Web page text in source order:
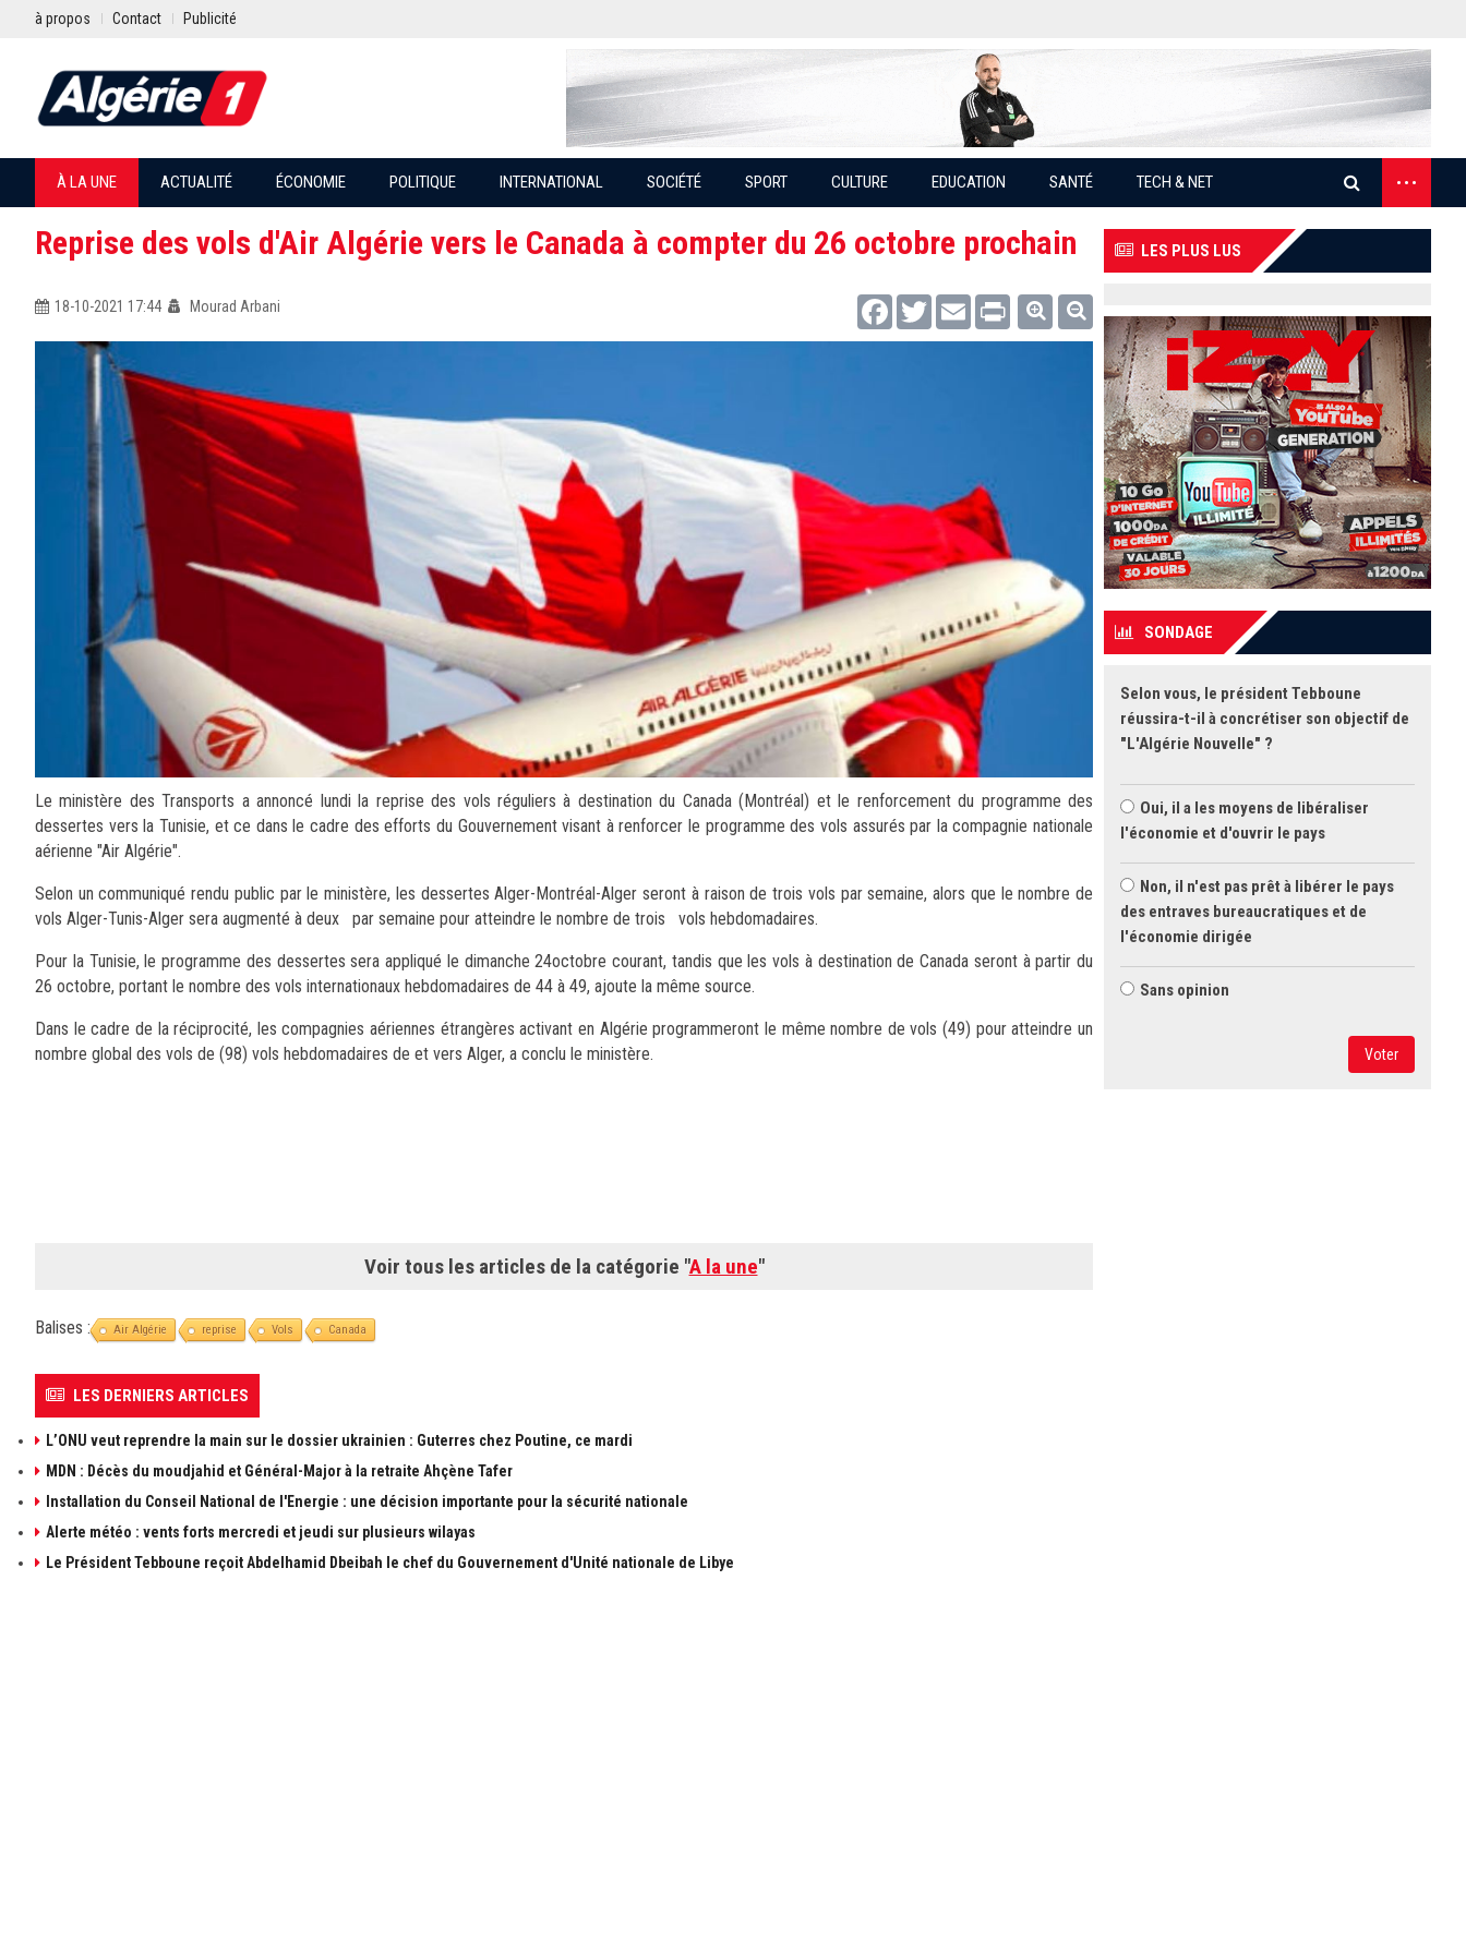
à propos Contact Publicité
À LA UNE ACTUALITÉ ÉCONOMIE POLITIQUE INTERNATIONAL SOCIÉTÉ SPORT CULTURE EDUCATION SANTÉ TECH & NET
...
Reprise des vols d'Air Algérie vers le Canada à compter du 26 octobre prochain
18-10-2021 17:44 Mourad Arbani FacebookTwitter Email Print
Le ministère des Transports a annoncé lundi la reprise des vols réguliers à destination du Canada (Montréal) et le renforcement du programme des
dessertes vers la Tunisie, et ce dans le cadre des efforts du Gouvernement visant à renforcer le programme des vols assurés par la compagnie nationale
aérienne "Air Algérie".
Selon un communiqué rendu public par le ministère, les dessertes Alger-Montréal-Alger seront à raison de trois vols par semaine, alors que le nombre de
vols Alger-Tunis-Alger sera augmenté à deux par semaine pour atteindre le nombre de trois vols hebdomadaires.
Pour la Tunisie, le programme des dessertes sera appliqué le dimanche 24octobre courant, tandis que les vols à destination de Canada seront à partir du
26 octobre, portant le nombre des vols internationaux hebdomadaires de 44 à 49, ajoute la même source.
Dans le cadre de la réciprocité, les compagnies aériennes étrangères activant en Algérie programmeront le même nombre de vols (49) pour atteindre un
nombre global des vols de (98) vols hebdomadaires de et vers Alger, a conclu le ministère.
Voir tous les articles de la catégorie "A la une"
Balises : Air Algérie reprise Vols Canada
LES DERNIERS ARTICLES
L’ONU veut reprendre la main sur le dossier ukrainien : Guterres chez Poutine, ce mardi
MDN : Décès du moudjahid et Général-Major à la retraite Ahçène Tafer
Installation du Conseil National de l'Energie : une décision importante pour la sécurité nationale
Alerte météo : vents forts mercredi et jeudi sur plusieurs wilayas
Le Président Tebboune reçoit Abdelhamid Dbeibah le chef du Gouvernement d'Unité nationale de Libye
LES PLUS LUS
SONDAGE
Selon vous, le président Tebboune
réussira-t-il à concrétiser son objectif de
"L'Algérie Nouvelle" ?
Oui, il a les moyens de libéraliser
l'économie et d'ouvrir le pays
Non, il n'est pas prêt à libérer le pays
des entraves bureaucratiques et de
l'économie dirigée
Sans opinion
Voter